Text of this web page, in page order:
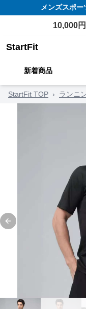
メンズスポー
10,000
StartFit
新着商品
StartFit TOP › ランニ
Previous slide